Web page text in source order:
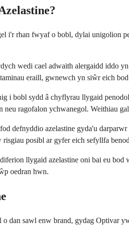
i'r rhan fwyaf o bobl, dylai unigolion
wedi cael adwaith alergaidd iddo
eraill, gwnewch yn siŵr eich
i bobl sydd â chyflyrau llygaid
neu ragofalon ychwanegol. Weithiau
defnyddio azelastine gyda'u
posibl ar gyfer eich sefyllfa
llygaid azelastine oni bai eu
oedran hwn.
o dan sawl enw brand, gydag Optivar